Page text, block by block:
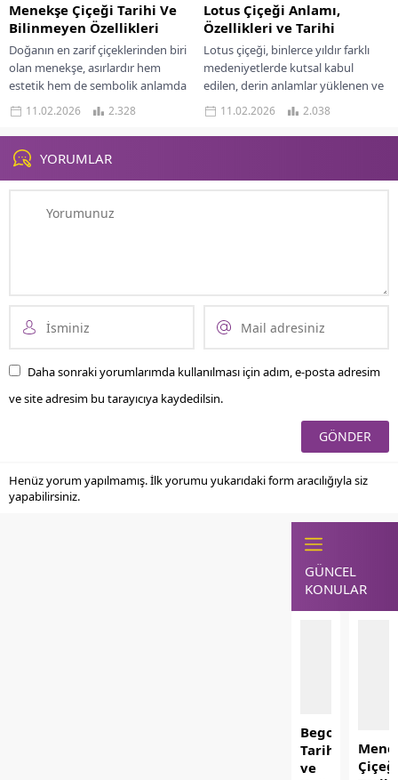
Menekşe Çiçeği Tarihi Ve
Bilinmeyen Özellikleri
Doğanın en zarif çiçeklerinden biri
olan menekşe, asırlardır hem
estetik hem de sembolik anlamda
özel bir yere sahiptir. Küçük ve...
11.02.2026 2.328
Lotus Çiçeği Anlamı,
Özellikleri ve Tarihi
Lotus çiçeği, binlerce yıldır farklı
medeniyetlerde kutsal kabul
edilen, derin anlamlar yüklenen ve
estetik görünümüyle hayranlık
uyandıran özel bir bitkidir....
11.02.2026 2.038
YORUMLAR
Daha sonraki yorumlarımda kullanılması için adım, e-posta adresim
ve site adresim bu tarayıcıya kaydedilsin.
Henüz yorum yapılmamış. İlk yorumu yukarıdaki form aracılığıyla siz
yapabilirsiniz.
GÜNCEL
KONULAR
Begonvil’in
Tarihi
ve